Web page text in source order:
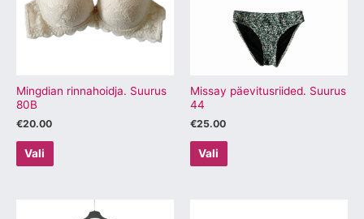
Mingdian rinnahoidja. Suurus
80B
€20.00
Vali
varianti.
Valikuid
tootelehel.
Missay päevitusriided. Suurus
44
€25.00
Vali
varianti.
Valikuid
saab
tootelehel.